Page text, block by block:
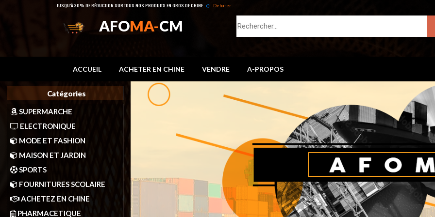
JUSQU’À 30% DE RÉDUCTION SUR TOUS NOS PRODUITS EN GROS DE CHINE Debuter
AFOMA-CM
ACCUEIL ACHETER EN CHINE VENDRE A-PROPOS
Catégories
SUPERMARCHE
ELECTRONIQUE
MODE ET FASHION
MAISON ET JARDIN
SPORTS
FOURNITURES SCOLAIRE
ACHETEZ EN CHINE
PHARMACETIQUE